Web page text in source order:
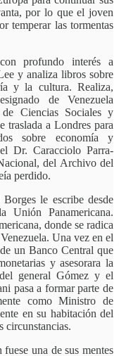
por lo que el joven
temperar las tormentas
profundo interés a
y analiza libros sobre
y la cultura. Realiza,
de Venezuela
Ciencias Sociales y
traslada a Londres para
sobre economía y
Dr. Caracciolo Parra-
del Archivo del
perdido.
le escribe desde
Unión Panamericana.
donde se radica
Una vez en el
un Banco Central que
y asesorara la
general Gómez y el
pasa a formar parte de
como Ministro de
en su habitación del
circunstancias.
una de sus mentes